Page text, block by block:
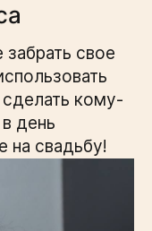
свое
кому-
день
на свадьбу!